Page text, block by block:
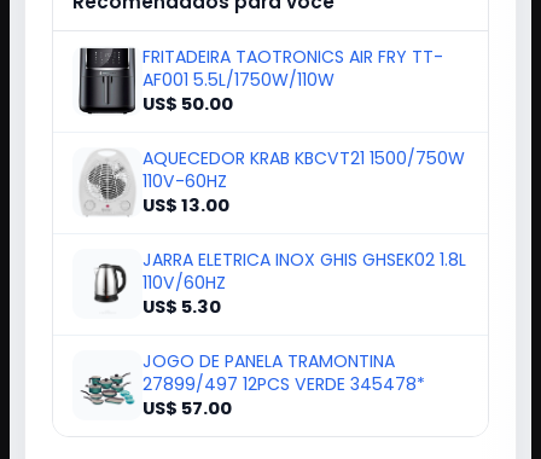
FRITADEIRA TAOTRONICS AIR FRY TT-
AF001 5.5L/1750W/110W
US$ 50.00
AQUECEDOR KRAB KBCVT21 1500/750W
110V-60HZ
US$ 13.00
JARRA ELETRICA INOX GHIS GHSEK02 1.8L
110V/60HZ
US$ 5.30
JOGO DE PANELA TRAMONTINA
27899/497 12PCS VERDE 345478*
US$ 57.00